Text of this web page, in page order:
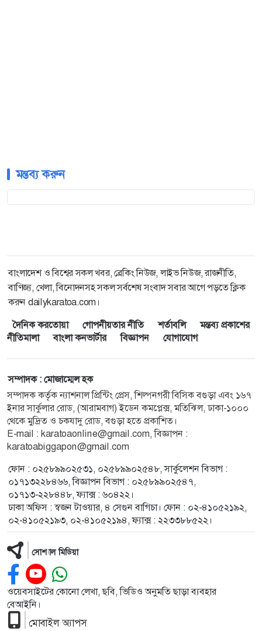
মন্তব্য করুন
বাংলাদেশ ও বিশ্বের সকল খবর, ব্রেকিং নিউজ, লাইভ নিউজ, রাজনীতি,
বাণিজ্য, খেলা, বিনোদনসহ সকল সর্বশেষ সংবাদ সবার আগে পড়তে ক্লিক
করুন dailykaratoa.com।
দৈনিক করতোয়া
গোপনীয়তার নীতি শর্তাবলি
মন্তব্য প্রকাশের
নীতিমালা
বাংলা কনভার্টার বিজ্ঞাপন যোগাযোগ
সম্পাদক : মোজাম্মেল হক
সম্পাদক কর্তৃক ন্যাশনাল প্রিন্টিং প্রেস, শিল্পনগরী বিসিক বগুড়া এবং ১৬৭
ইনার সার্কুলার রোড, (আরামবাগ) ইডেন কমপ্লেক্স, মতিঝিল, ঢাকা-১০০০
থেকে মুদ্রিত ও চকযাদু রোড, বগুড়া হতে প্রকাশিত।
E-mail : karatoaonline@gmail.com, বিজ্ঞাপন :
karatoabiggapon@gmail.com
ফোন : ০২৫৮৯৯০২৫৩১, ০২৫৮৯৯০২৫৪৮, সার্কুলেশন বিভাগ :
০১৭১৩২২৮৪৬৬, বিজ্ঞাপন বিভাগ : ০২৫৮৯৯০২৫৪৭,
০১৭১৩-২২৮৪৪৮, ফ্যাক্স : ৬০৪২২।
ঢাকা অফিস : স্বজন টাওয়ার, ৪ সেগুন বাগিচা। ফোন : ০২-৪১০৫২১৯২,
০২-৪১০৫২১৯৩, ০২-৪১০৫২১৯৪, ফ্যাক্স : ২২৩৩৮৮৫২২।
সোশ্যাল মিডিয়া
ওয়েবসাইটের কোনো লেখা, ছবি, ভিডিও অনুমতি ছাড়া ব্যবহার
বেআইনি।
মোবাইল অ্যাপস